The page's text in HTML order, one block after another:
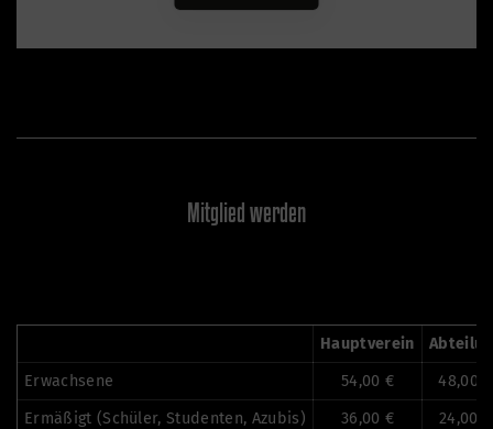
Mitglied werden
Hauptverein
Erwachsene
54,00 €
48,00 €
Ermäßigt (Schüler, Studenten, Azubis)
36,00 €
24,00 €